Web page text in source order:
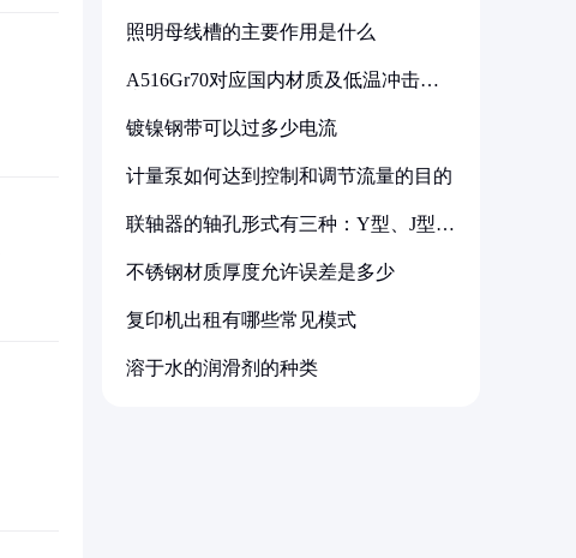
照明母线槽的主要作用是什么
A516Gr70对应国内材质及低温冲击要
镀镍钢带可以过多少电流
计量泵如何达到控制和调节流量的目的
联轴器的轴孔形式有三种：Y型、J型、
不锈钢材质厚度允许误差是多少
复印机出租有哪些常见模式
溶于水的润滑剂的种类